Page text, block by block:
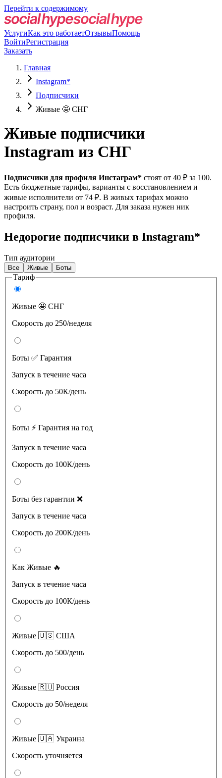
Перейти к содержимому
УслугиКак это работаетОтзывыПомощь
ВойтиРегистрация
Заказать
Главная
Instagram*
Подписчики
Живые 🤩 СНГ
Живые подписчики
Instagram из СНГ
Подписчики для профиля Инстаграм* стоят от 40 ₽ за 100.
Есть бюджетные тарифы, варианты с восстановлением и
живые исполнители от 74 ₽. В живых тарифах можно
настроить страну, пол и возраст. Для заказа нужен ник
профиля.
Недорогие подписчики в Instagram*
Тип аудитории
Все Живые Боты
Тариф
Живые 🤩 СНГ
Скорость до 250/неделя
Боты ✅ Гарантия
Запуск в течение часа
Скорость до 50К/день
Боты ⚡️ Гарантия на год
Запуск в течение часа
Скорость до 100К/день
Боты без гарантии ❌
Запуск в течение часа
Скорость до 200К/день
Как Живые 🔥
Запуск в течение часа
Скорость до 100К/день
Живые 🇺🇸 США
Скорость до 500/день
Живые 🇷🇺 Россия
Скорость до 50/неделя
Живые 🇺🇦 Украина
Скорость уточняется